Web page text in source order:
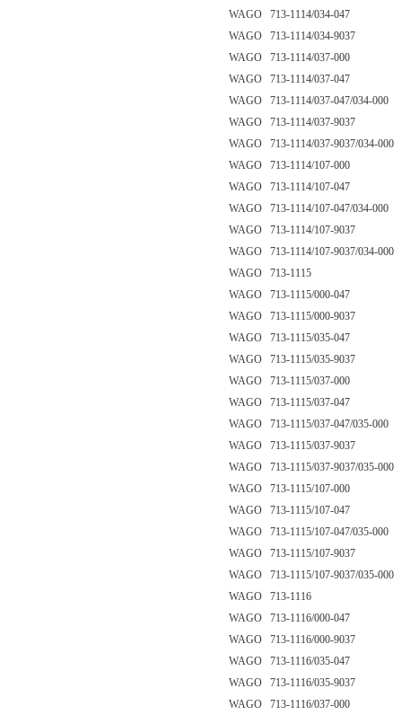
WAGO 713-1114/034-047
WAGO 713-1114/034-9037
WAGO 713-1114/037-000
WAGO 713-1114/037-047
WAGO 713-1114/037-047/034-000
WAGO 713-1114/037-9037
WAGO 713-1114/037-9037/034-000
WAGO 713-1114/107-000
WAGO 713-1114/107-047
WAGO 713-1114/107-047/034-000
WAGO 713-1114/107-9037
WAGO 713-1114/107-9037/034-000
WAGO 713-1115
WAGO 713-1115/000-047
WAGO 713-1115/000-9037
WAGO 713-1115/035-047
WAGO 713-1115/035-9037
WAGO 713-1115/037-000
WAGO 713-1115/037-047
WAGO 713-1115/037-047/035-000
WAGO 713-1115/037-9037
WAGO 713-1115/037-9037/035-000
WAGO 713-1115/107-000
WAGO 713-1115/107-047
WAGO 713-1115/107-047/035-000
WAGO 713-1115/107-9037
WAGO 713-1115/107-9037/035-000
WAGO 713-1116
WAGO 713-1116/000-047
WAGO 713-1116/000-9037
WAGO 713-1116/035-047
WAGO 713-1116/035-9037
WAGO 713-1116/037-000